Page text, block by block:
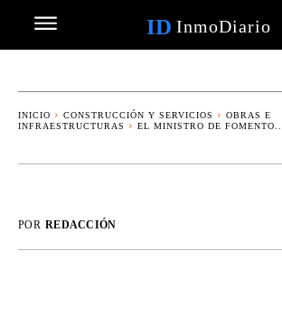
ID InmoDiario
INICIO CONSTRUCCIÓN Y SERVICIOS
OBRAS E
INFRAESTRUCTURAS
EL MINISTRO DE FOMENTO...
POR REDACCIÓN